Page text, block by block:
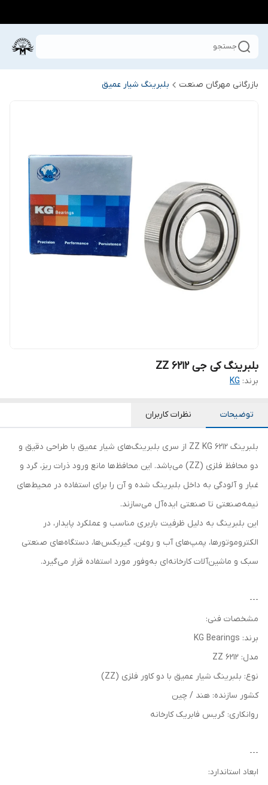
جستجو
بازرگانی مهرگان صنعت بلبرینگ شیار عمیق
بلبرینگ کی جی 6212 ZZ
برند: KG
توضیحات نظرات کاربران
بلبرینگ 6212 ZZ KG از سری بلبرینگ‌های شیار عمیق با طراحی دقیق و
دو محافظ فلزی (ZZ) می‌باشد. این محافظ‌ها مانع ورود ذرات ریز، گرد و
غبار و آلودگی به داخل بلبرینگ شده و آن را برای استفاده در محیط‌های
نیمه‌صنعتی تا صنعتی ایده‌آل می‌سازند.
این بلبرینگ به دلیل ظرفیت باربری مناسب و عملکرد پایدار، در
الکتروموتورها، پمپ‌های آب و روغن، گیربکس‌ها، دستگاه‌های صنعتی
سبک و ماشین‌آلات کارخانه‌ای به‌وفور مورد استفاده قرار می‌گیرد.
---
مشخصات فنی:
برند: KG Bearings
مدل: 6212 ZZ
نوع: بلبرینگ شیار عمیق با دو کاور فلزی (ZZ)
کشور سازنده: هند / چین
روانکاری: گریس فابریک کارخانه
---
ابعاد استاندارد: